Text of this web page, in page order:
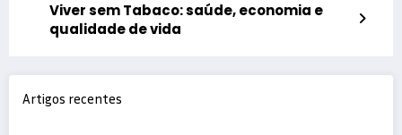
Viver sem Tabaco: saúde, economia e
qualidade de vida
Artigos recentes